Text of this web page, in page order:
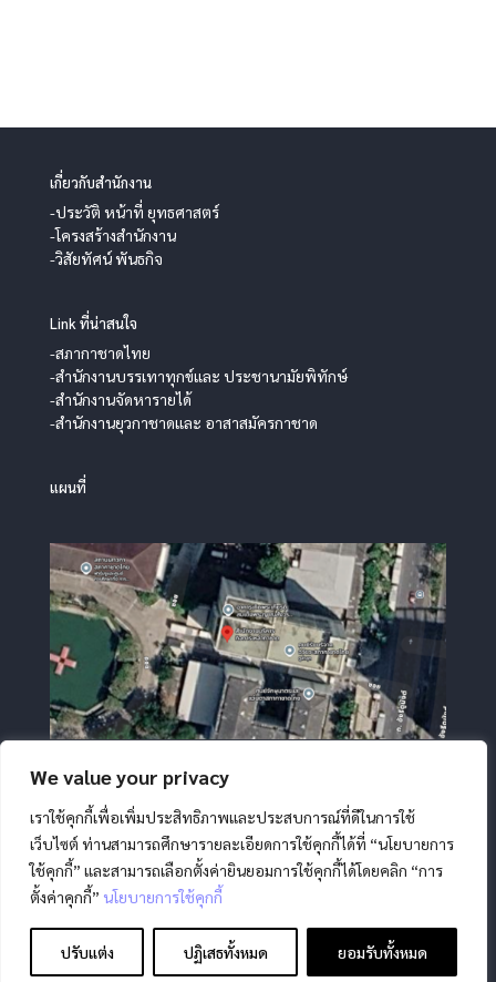
We value your privacy
เราใช้คุกกี้เพื่อเพิ่มประสิทธิภาพและประสบการณ์ที่ดีในการใช้
เว็บไซต์ ท่านสามารถศึกษารายละเอียดการใช้คุกกี้ได้ที่ “นโยบายการ
ใช้คุกกี้” และสามารถเลือกตั้งค่ายินยอมการใช้คุกกี้ได้โดยคลิก “การ
ตั้งค่าคุกกี้” นโยบายการใช้คุกกี้
ปรับแต่ง ปฏิเสธทั้งหมด ยอมรับทั้งหมด
เกี่ยวกับสำนักงาน
-ประวัติ หน้าที่ ยุทธศาสตร์
-โครงสร้างสำนักงาน
-วิสัยทัศน์ พันธกิจ
Link ที่น่าสนใจ
-สภากาชาดไทย
-สำนักงานบรรเทาทุกข์และ ประชานามัยพิทักษ์
-สำนักงานจัดหารายได้
-สำนักงานยุวกาชาดและ อาสาสมัครกาชาด
แผนที่
ส่วนบุคคล
นโยบายคุกกี้ |ข้อตกลงการใช้งาน | มาตรการ
รักษาความมั่นคงปลอดภัยข้อมูลส่วนบุคคล